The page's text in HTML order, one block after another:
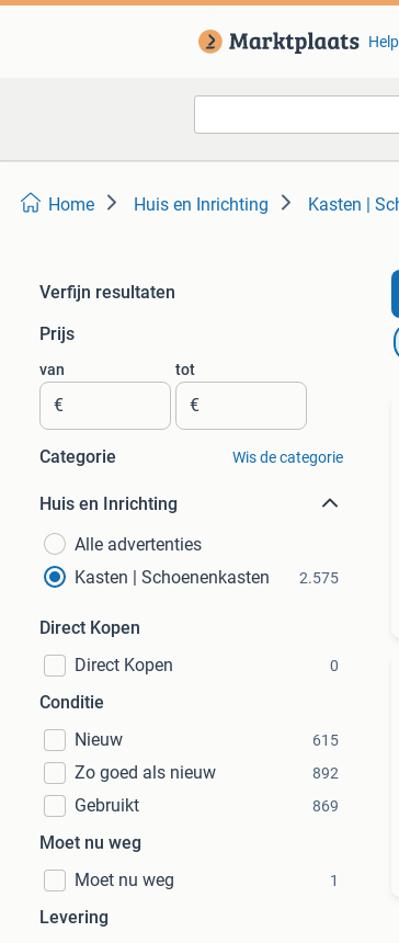
Home Huis en Inrichting Kasten |
Verfijn resultaten
Prijs
van
€
tot
€
Categorie Wis de categorie
Huis en Inrichting
Alle advertenties
Kasten | Schoenenkasten
2.575
Direct Kopen
Direct Kopen
0
Conditie
Nieuw
615
Zo goed als nieuw 892
Gebruikt 869
Moet nu weg
Moet nu weg
1
Levering